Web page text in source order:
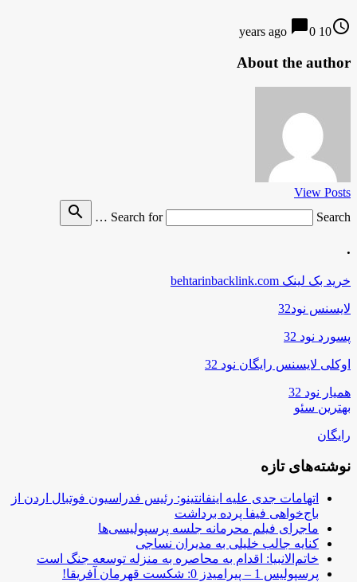
access_time
10 years ago
chat_bubble0
About the author
View Posts
Search for
Search …
search
.
خرید بک لینک behtarinbacklink.com
لایسنس نود32
پسورد نود 32
اوکلی لایسنس رایگان نود 32
همیار نود 32
بهترین سئو
رایگان
نوشته‌های تازه
اتهامات جدی علیه اینفانتینو: رئیس فدراسیون فوتبال اردن از
باج‌خواهی فیفا پرده برداشت
ماجرای فیلم محرمانه جلسه پرسپولیسی‌ها
کنایه جالب خلیلی به مدیران نساجی
خاتم‌الانبیا: اقدام به محاصره به منزله توسعه جنگ است
پرسپولیس 1 – پیرامیدز 0: شکست قهرمان آفریقا!